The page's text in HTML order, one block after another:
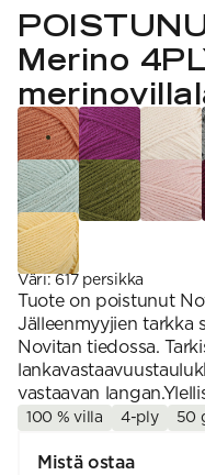
Yhteisö
Tilaa
Kaikki
Merino
Väri:617 persikka
Tuote on poistunut
Jälleenmyyjien tarkka
Novitan tiedossa.
vastaavan
100 % villa 4-ply 50
Mistä ostaa